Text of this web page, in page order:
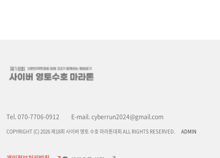
Tel. 070-7706-0912 E-mail. cyberrun2024@gmail.com
COPYRIGHT (C) 2026 제18회 사이버 영토 수호 마라톤대회 ALL RIGHTS RESERVED. ADMIN